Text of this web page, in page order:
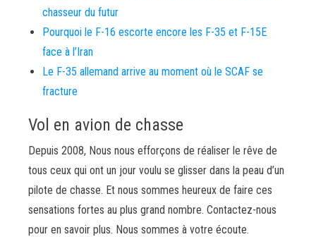
chasseur du futur
Pourquoi le F-16 escorte encore les F-35 et F-15E
face à l’Iran
Le F-35 allemand arrive au moment où le SCAF se
fracture
Vol en avion de chasse
Depuis 2008, Nous nous efforçons de réaliser le rêve de
tous ceux qui ont un jour voulu se glisser dans la peau d’un
pilote de chasse. Et nous sommes heureux de faire ces
sensations fortes au plus grand nombre. Contactez-nous
pour en savoir plus. Nous sommes à votre écoute.